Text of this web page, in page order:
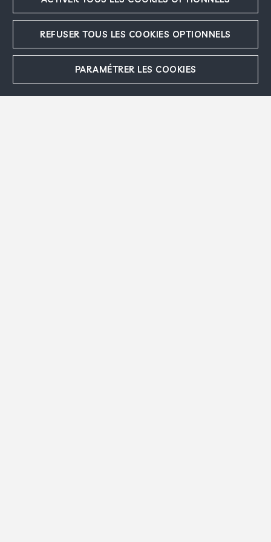
REFUSER TOUS LES COOKIES OPTIONNELS
PARAMÉTRER LES COOKIES
Washington DC, 1968 - 1971
Personnage aux animaux ou Bouc et figure,
1962
Vence I, 1962